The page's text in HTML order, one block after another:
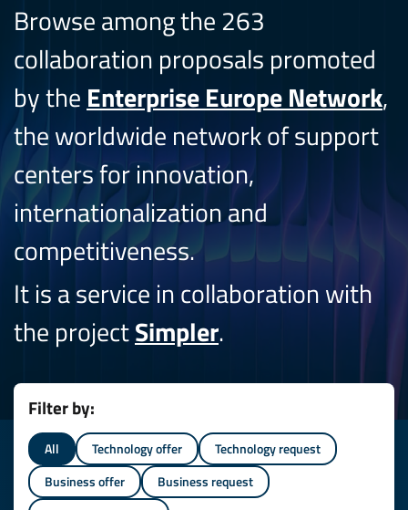
Browse among the 263
collaboration proposals promoted
by the Enterprise Europe Network,
the worldwide network of support
centers for innovation,
internationalization and
competitiveness.
It is a service in collaboration with
the projectSimpler.
Filter by:
All Technology offer
Technology request
Business offer
Business request